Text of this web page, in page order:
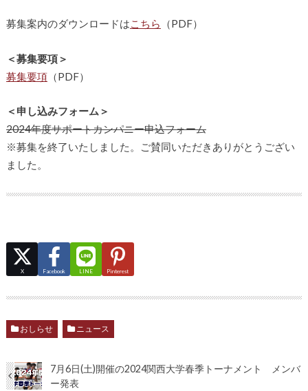
募集案内のダウンロードはこちら （PDF）
＜募集要項＞
募集要項（PDF）
＜申し込みフォーム＞
2024年度サポートカンパニー申込フォーム
※募集を終了いたしました。ご賛同いただきありがとうござい
ました。
X Facebook LINE Pinterest
おしらせ ニュース
7月6日(土)開催の2024関西大学春季トーナメント メンバ
ー発表